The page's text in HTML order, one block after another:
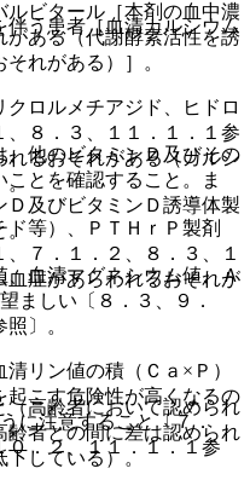
ビタール［本剤の血中濃
がある（代謝酵素活性を誘
れがある）］。
ロルメチアジド、ヒドロ
、８．３、１１．１．１参
れるおそれがある（カルシ
。
等）、ＰＴＨｒＰ製剤
７．１．２、８．３、１
血症があらわれるおそれが
高齢者において認められ
齢者との間に差は認められ
している）。
う患者［血清カルシウム
他のビタミンＤ及びその
とを確認すること。ま
及びビタミンＤ誘導体製
。
血清マグネシウム値、Ａ
ましい〔８．３、９．
〕。
リン値の積（Ｃａ×Ｐ）
起こす危険性が高くなるの
に注意すること〔７．
０．２、１１．１．１参